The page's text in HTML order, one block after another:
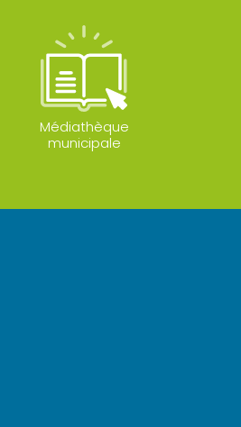
Médiathèque
municipale